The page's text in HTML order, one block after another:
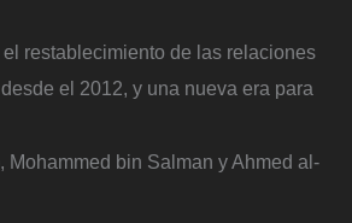
restablecimiento de las relaciones
el 2012, y una nueva era para
Mohammed bin Salman y Ahmed al-